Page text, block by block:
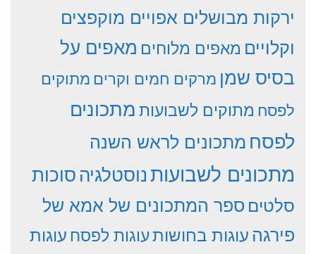
ירקות מבושלים אפויים מוקפצים
וקלויים מאפים מלוחים מאפים על
בסיס שמן מרקים חמים וקריםמתוקים
לפסח מתוקים לשבועותמתכונים
לפסח מתכונים לראש השנה
מתכונים לשבועותנוסטלגיהסוכות
סלטים ספר המתכונים של אמא של
פירגהעוגות בחושותעוגות לפסח עוגות